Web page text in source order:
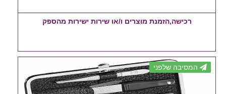
רכישה,הזמנת מוצרים ו/או שירות ישירות מהספק
המסיבה שלפני